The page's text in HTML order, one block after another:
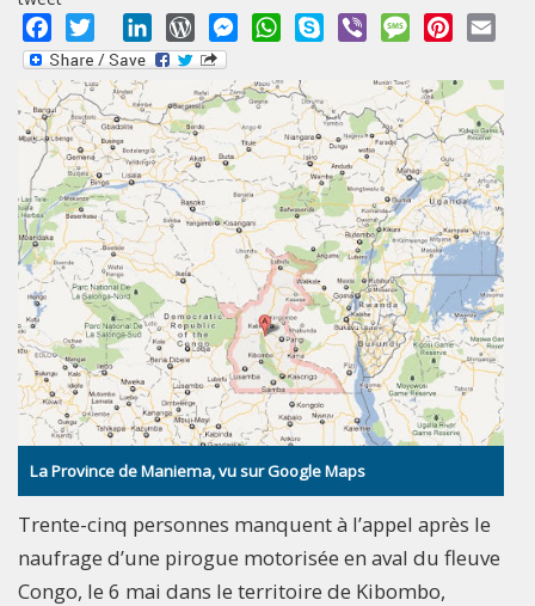
Facebook
Twitter LinkedInWordPressMessengerWhatsApp
Skype Viber MessagePinterest
La Province de Maniema, vu sur Google Maps
Trente-cinq personnes manquent à l’appel après le
naufrage d’une pirogue motorisée en aval du fleuve
Congo, le 6 mai dans le territoire de Kibombo,